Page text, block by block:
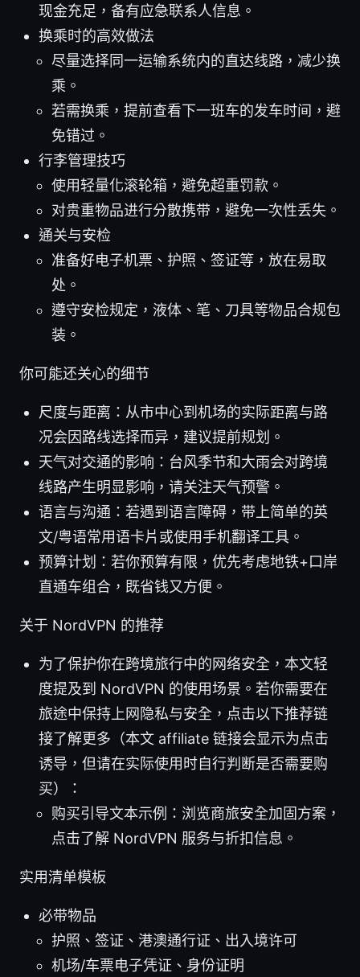
现金充足，备有应急联系人信息。
换乘时的高效做法
尽量选择同一运输系统内的直达线路，减少换
乘。
若需换乘，提前查看下一班车的发车时间，避
免错过。
行李管理技巧
使用轻量化滚轮箱，避免超重罚款。
对贵重物品进行分散携带，避免一次性丢失。
通关与安检
准备好电子机票、护照、签证等，放在易取
处。
遵守安检规定，液体、笔、刀具等物品合规包
装。
你可能还关心的细节
尺度与距离：从市中心到机场的实际距离与路
况会因路线选择而异，建议提前规划。
天气对交通的影响：台风季节和大雨会对跨境
线路产生明显影响，请关注天气预警。
语言与沟通：若遇到语言障碍，带上简单的英
文/粤语常用语卡片或使用手机翻译工具。
预算计划：若你预算有限，优先考虑地铁+口岸
直通车组合，既省钱又方便。
关于 NordVPN 的推荐
为了保护你在跨境旅行中的网络安全，本文轻
度提及到 NordVPN 的使用场景。若你需要在
旅途中保持上网隐私与安全，点击以下推荐链
接了解更多（本文 affiliate 链接会显示为点击
诱导，但请在实际使用时自行判断是否需要购
买）：
购买引导文本示例：浏览商旅安全加固方案，
点击了解 NordVPN 服务与折扣信息。
实用清单模板
必带物品
护照、签证、港澳通行证、出入境许可
机场/车票电子凭证、身份证明